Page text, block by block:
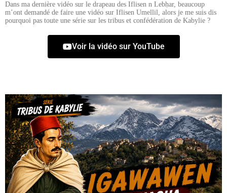
Dans ma dernière vidéo sur le drapeau des Iflisen n Lebḥar, beaucoup
m’ont demandé de faire une vidéo sur Iflisen Umellil, alors je me suis dis
pourquoi pas toute une série sur les tribus et confédération de Kabylie ?
Voir la vidéo sur YouTube